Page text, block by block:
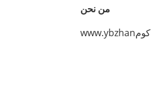
من نحن
www.ybzhanكوم